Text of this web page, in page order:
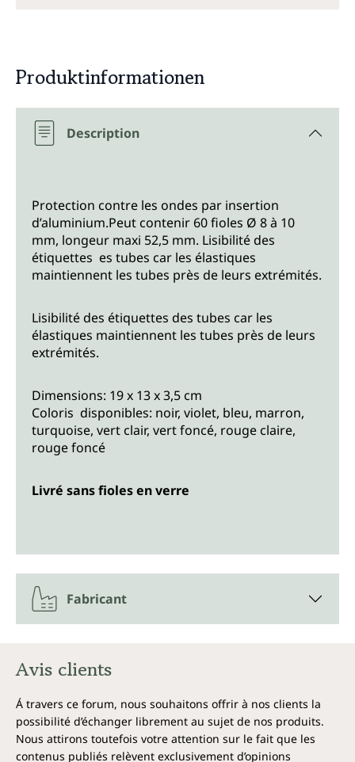
Produktinformationen
Description
Protection contre les ondes par insertion
d’aluminium.Peut contenir 60 fioles Ø 8 à 10
mm, longeur maxi 52,5 mm. Lisibilité des
étiquettes es tubes car les élastiques
maintiennent les tubes près de leurs extrémités.
Lisibilité des étiquettes des tubes car les
élastiques maintiennent les tubes près de leurs
extrémités.
Dimensions: 19 x 13 x 3,5 cm
Coloris disponibles: noir, violet, bleu, marron,
turquoise, vert clair, vert foncé, rouge claire,
rouge foncé
Livré sans fioles en verre
Fabricant
Avis clients
Á travers ce forum, nous souhaitons offrir à nos clients la
possibilité d’échanger librement au sujet de nos produits.
Nous attirons toutefois votre attention sur le fait que les
contenus publiés relèvent exclusivement d’opinions